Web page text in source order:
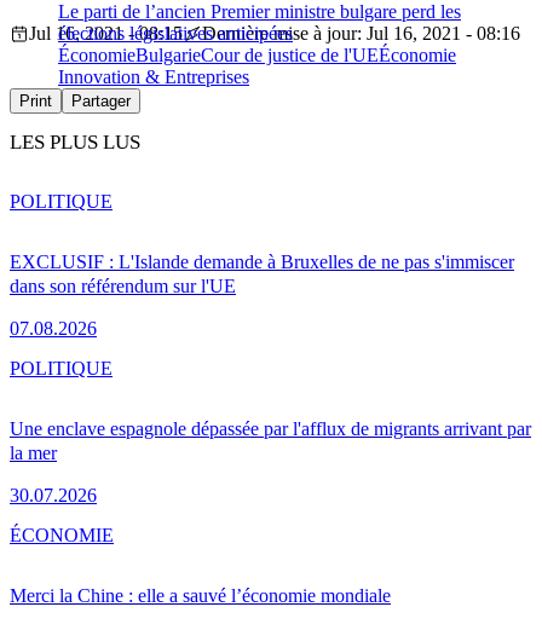
Le parti de l’ancien Premier ministre bulgare perd les
élections législatives anticipées
Jul 16, 2021 - 08:15
Dernière mise à jour: Jul 16, 2021 - 08:16
ÉconomieBulgarieCour de justice de l'UEÉconomie
Innovation & Entreprises
Print Partager
LES PLUS LUS
EXCLUSIF : L'Islande demande à Bruxelles de ne pas s'immiscer
dans son référendum sur l'UE
07.08.2026
POLITIQUE
Une enclave espagnole dépassée par l'afflux de migrants arrivant par
la mer
30.07.2026
POLITIQUE
Merci la Chine : elle a sauvé l’économie mondiale
ÉCONOMIE